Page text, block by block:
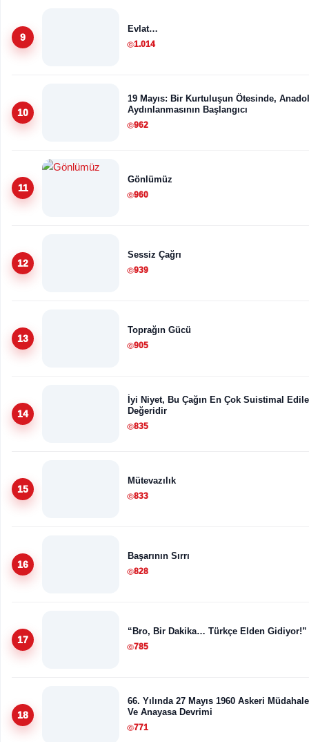
9
Evlat…
1.014
10
19 Mayıs: Bir Kurtuluşun Ötesinde,
Aydınlanmasının Başlangıcı
962
11
Gönlümüz
960
12
Sessiz Çağrı
939
13
Toprağın Gücü
905
14
İyi Niyet, Bu Çağın En Çok Suistimal
Değeridir
835
15
Mütevazılık
833
16
Başarının Sırrı
828
17
“Bro, Bir Dakika… Türkçe Elden Gidiyor!”
785
18
66. Yılında 27 Mayıs 1960 Askeri
Ve Anayasa Devrimi
771